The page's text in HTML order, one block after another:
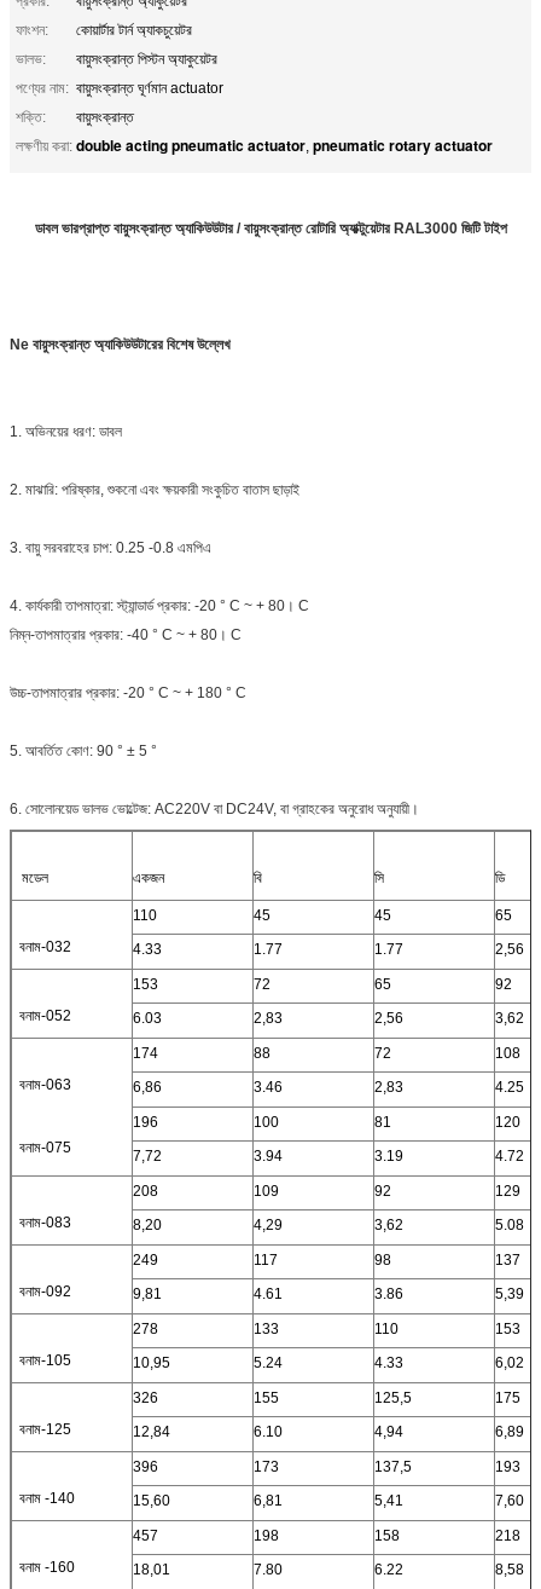
ফাংশন:
কোয়ার্টার টার্ন অ্যাকচুয়েটর
ভালভ:
বায়ুসংক্রান্ত পিস্টন অ্যাকুয়েটর
পণ্যের নাম: বায়ুসংক্রান্ত ঘূর্ণমান actuator
শক্তি:
বায়ুসংক্রান্ত
লক্ষণীয় করা: double acting pneumatic actuator, pneumatic rotary actuator
ডাবল ভারপ্রাপ্ত বায়ুসংক্রান্ত অ্যাকিউউটার / বায়ুসংক্রান্ত রোটারি অ্যাক্টুয়েটার RAL3000 জিটি টাইপ
Ne বায়ুসংক্রান্ত অ্যাকিউউটারের বিশেষ উল্লেখ
1. অভিনয়ের ধরণ: ডাবল
2. মাঝারি: পরিষ্কার, শুকনো এবং ক্ষয়কারী সংকুচিত বাতাস ছাড়াই
3. বায়ু সরবরাহের চাপ: 0.25 -0.8 এমপিএ
4. কার্যকারী তাপমাত্রা: স্ট্যান্ডার্ড প্রকার: -20 ° C ~ + 80। C
নিম্ন-তাপমাত্রার প্রকার: -40 ° C ~ + 80। C
উচ্চ-তাপমাত্রার প্রকার: -20 ° C ~ + 180 ° C
5. আবর্তিত কোণ: 90 ° ± 5 °
6. সোলোনয়েড ভালভ ভোল্টেজ: AC220V বা DC24V, বা গ্রাহকের অনুরোধ অনুযায়ী।
মডেল একজন বি সি ডি
বনাম-032
110 45 45
65
4.33
1.77 1.77 2,56
বনাম-052
153 72 65
92
6.03
2,83 2,56 3,62
বনাম-063
বনাম-075
174 88 72
108
6,86
3.46 2,83 4.25
196 100 81
120
7,72
3.94 3.19 4.72
বনাম-083
208 109 92
129
8,20
4,29 3,62 5.08
বনাম-092
249 117 98
137
9,81
4.61 3.86 5,39
বনাম-105
278 133 110
153
10,95
5.24 4.33 6,02
বনাম-125
326 155 125,5
175
12,84
6.10 4,94 6,89
বনাম -140
396 173 137,5
193
15,60
6,81 5,41 7,60
বনাম -160
457 198 158
218
18,01
7.80 6.22 8,58